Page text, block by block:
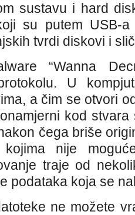
sustavu i hard
su putem USB-
tvrdi diskovi i
“Wanna
U
a čim se otvori
kod
čega briše
kojima nije
traje od
podataka koja se
ne možete